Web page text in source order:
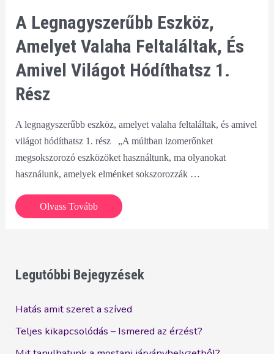
A Legnagyszerűbb Eszköz,
Amelyet Valaha Feltaláltak, És
Amivel Világot Hódíthatsz 1.
Rész
A legnagyszerűbb eszköz, amelyet valaha feltaláltak, és amivel
világot hódíthatsz 1. rész „A múltban izomerőnket
megsokszorozó eszközöket használtunk, ma olyanokat
használunk, amelyek elménket sokszorozzák …
A
legnagyszerűbb
valaha
és
világot
Olvass Tovább
Legutóbbi Bejegyzések
Hatás amit szeret a szíved
Teljes kikapcsolódás – Ismered az érzést?